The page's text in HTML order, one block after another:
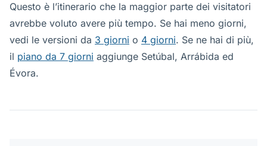
Questo è l’itinerario che la maggior parte dei visitatori
avrebbe voluto avere più tempo. Se hai meno giorni,
vedi le versioni da 3 giorni o 4 giorni. Se ne hai di più,
il piano da 7 giorni aggiunge Setúbal, Arrábida ed
Évora.